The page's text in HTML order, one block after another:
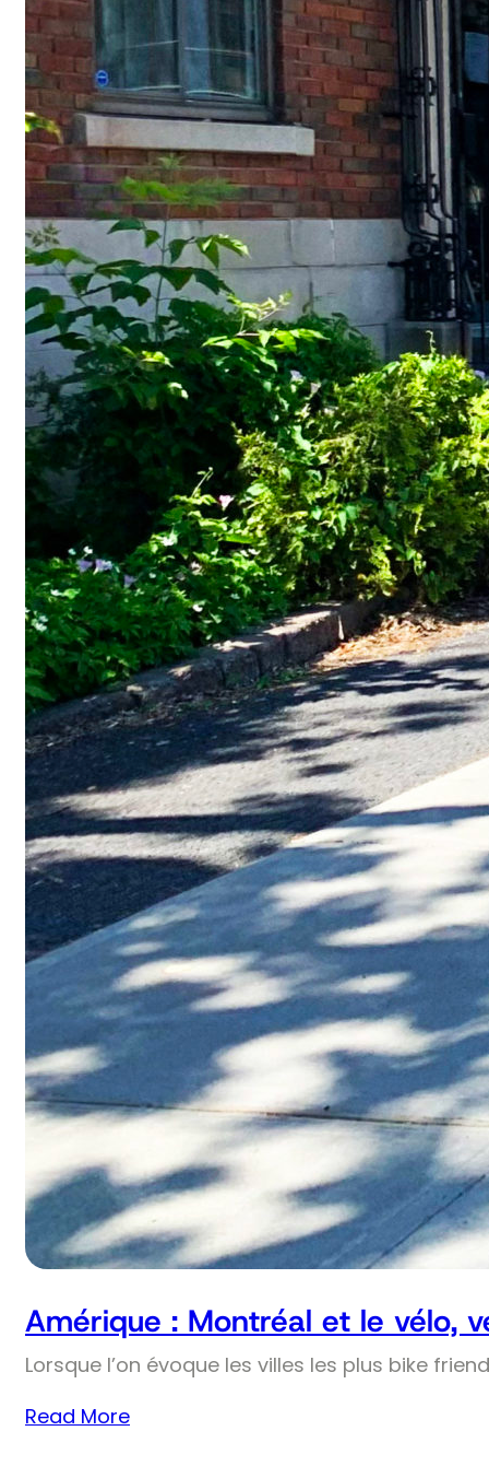
Amérique : Montréal et le vélo,
Lorsque l’on évoque les villes les plus bike
Read More